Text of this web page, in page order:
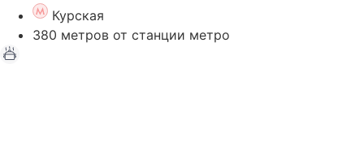
Курская
380 метров от станции метро